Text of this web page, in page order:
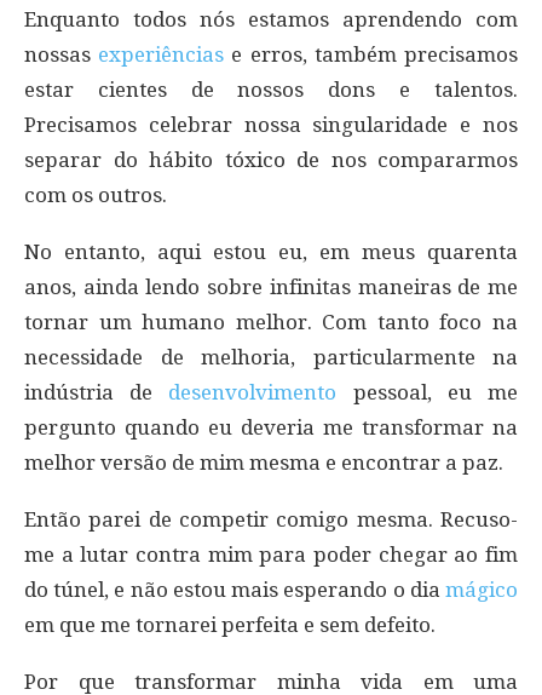
Enquanto todos nós estamos aprendendo com
nossas experiências e erros, também precisamos
estar cientes de nossos dons e talentos.
Precisamos celebrar nossa singularidade e nos
separar do hábito tóxico de nos compararmos
com os outros.
No entanto, aqui estou eu, em meus quarenta
anos, ainda lendo sobre infinitas maneiras de me
tornar um humano melhor. Com tanto foco na
necessidade de melhoria, particularmente na
indústria de desenvolvimento pessoal, eu me
pergunto quando eu deveria me transformar na
melhor versão de mim mesma e encontrar a paz.
Então parei de competir comigo mesma. Recuso-
me a lutar contra mim para poder chegar ao fim
do túnel, e não estou mais esperando o dia mágico
em que me tornarei perfeita e sem defeito.
Por que transformar minha vida em uma